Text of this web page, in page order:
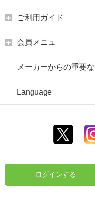
ご利用ガイド
会員メニュー
メーカーからの重要
Language
ログインする